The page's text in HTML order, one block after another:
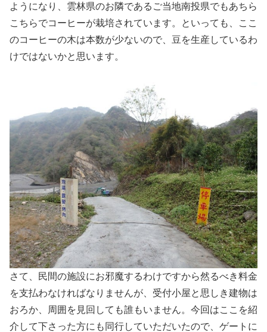
ようになり、雲林県のお隣であるご当地南投県でもあちら
こちらでコーヒーが栽培されています。といっても、ここ
のコーヒーの木は本数が少ないので、豆を生産しているわ
けではないかと思います。
さて、民間の施設にお邪魔するわけですから然るべき料金
を支払わなければなりませんが、受付小屋と思しき建物は
おろか、周囲を見回しても誰もいません。今回はここを紹
介して下さった方にも同行していただいたので、ゲートに